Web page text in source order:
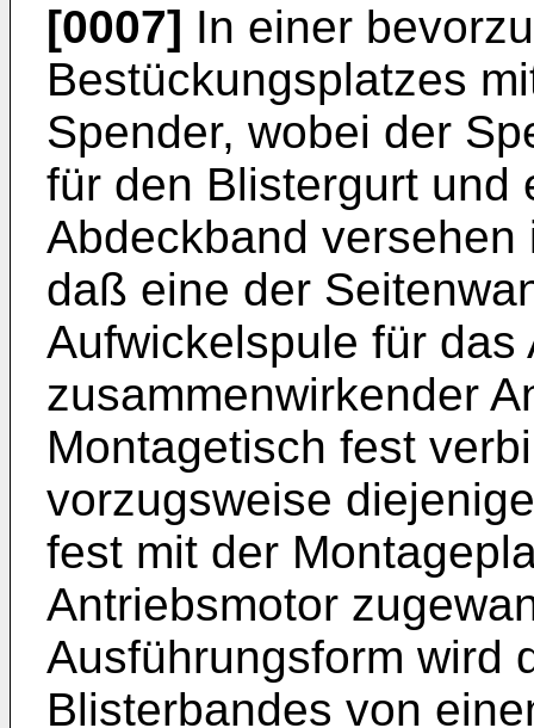
[0007] In einer
Bestückungsplatzes
Spender, wobei der
für den Blistergurt und
Abdeckband
daß eine der
Aufwickelspule für
zusammenwirkender
Montagetisch fest
vorzugsweise
fest mit der
Antriebsmotor
Ausführungsform wird
Blisterbandes von